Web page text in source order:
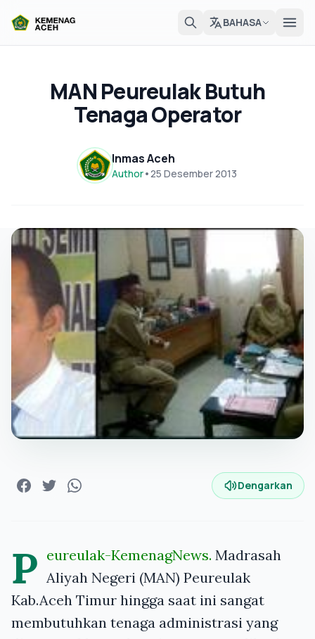
BAHASA
MAN Peureulak Butuh
Tenaga Operator
Inmas Aceh
Author•25 Desember 2013
Dengarkan
P eureulak-KemenagNews. Madrasah
Aliyah Negeri (MAN) Peureulak
Kab.Aceh Timur hingga saat ini sangat
membutuhkan tenaga administrasi yang